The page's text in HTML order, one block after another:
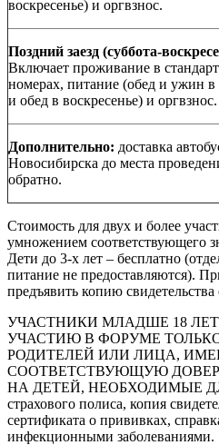
воскресенье) и оргвзнос.
Поздний заезд (суббота-
Включает проживание в
номерах, питание (обед и ужин в
и обед в воскресенье) и оргвзнос.
Дополнительно: доставка
Новосибирска до места
обратно.
Стоимость для двух и более
умножением соответствующего
Дети до 3-х лет – бесплатно
питание не предоставляются).
предъявить копию
УЧАСТНИКИ МЛАДШЕ 18
УЧАСТИЮ В ФОРУМЕ
РОДИТЕЛЕЙ ИЛИ ЛИЦА,
СООТВЕТСТВУЮЩУЮ
НА ДЕТЕЙ, НЕОБХОДИМЫЕ
страхового полиса, копия
сертификата о прививках,
инфекционными заболеваниями.